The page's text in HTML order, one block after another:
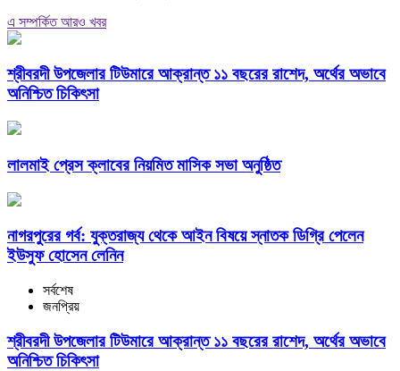
এ সম্পর্কিত আরও খবর
শ্রীবরদী উপজেলার টিউমারে আক্রান্ত ১১ বছরের রাশেদ, অর্থের অভাবে
অনিশ্চিত চিকিৎসা
লালমাই প্রেস ক্লাবের নিয়মিত মাসিক সভা অনুষ্ঠিত
নাগরপুরের গর্ব: যুক্তরাজ্য থেকে আইন বিষয়ে স্নাতক ডিগ্রি পেলেন
ইউসুফ হোসেন লেনিন
সর্বশেষ
জনপ্রিয়
শ্রীবরদী উপজেলার টিউমারে আক্রান্ত ১১ বছরের রাশেদ, অর্থের অভাবে
অনিশ্চিত চিকিৎসা